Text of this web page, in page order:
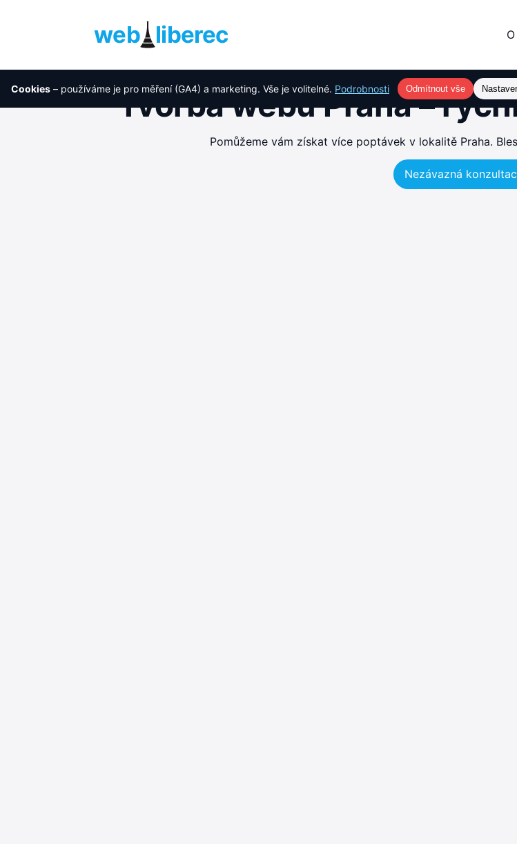
web liberec
Cookies – používáme je pro měření (GA4) a marketing. Vše je volitelné. Podrobnosti Odmítnout vše
Tvorba webu Praha –
Pomůžeme vám získat více poptávek v lokalitě Praha.
Nezávazná